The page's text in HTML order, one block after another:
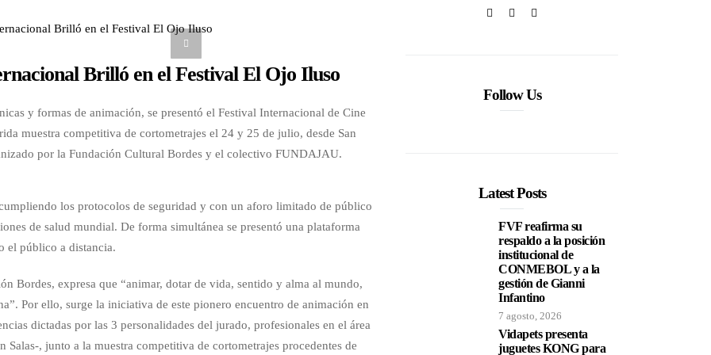
Brilló en el Festival El Ojo Iluso
y formas de animación, se presentó el Festival Internacional de Cine
muestra competitiva de cortometrajes el 24 y 25 de julio, desde San
por la Fundación Cultural Bordes y el colectivo FUNDAJAU.
los protocolos de seguridad y con un aforo limitado de público
de salud mundial. De forma simultánea se presentó una plataforma
el público a distancia.
Bordes, expresa que “animar, dotar de vida, sentido y alma al mundo,
Por ello, surge la iniciativa de este pionero encuentro de animación en
dictadas por las 3 personalidades del jurado, profesionales en el área
Salas-, junto a la muestra competitiva de cortometrajes procedentes de
Follow Us
Latest Posts
FVF reafirma su
respaldo a la posición
institucional de
CONMEBOL y a la
gestión de Gianni
Infantino
7 agosto, 2026
Vidapets presenta
juguetes KONG para